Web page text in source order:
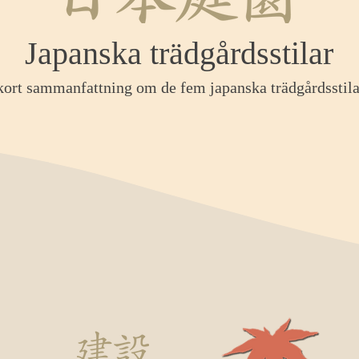
Japanska trädgårdsstilar
sammanfattning om de fem japanska